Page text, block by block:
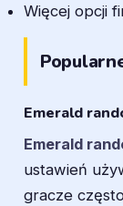
Więcej opcji
Emerald
Emerald
ustawień
gracze